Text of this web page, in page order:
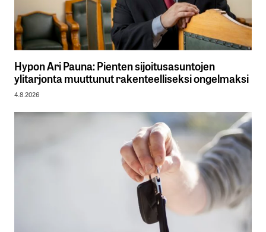
Hypon Ari Pauna: Pienten sijoitusasuntojen
ylitarjonta muuttunut rakenteelliseksi ongelmaksi
4.8.2026